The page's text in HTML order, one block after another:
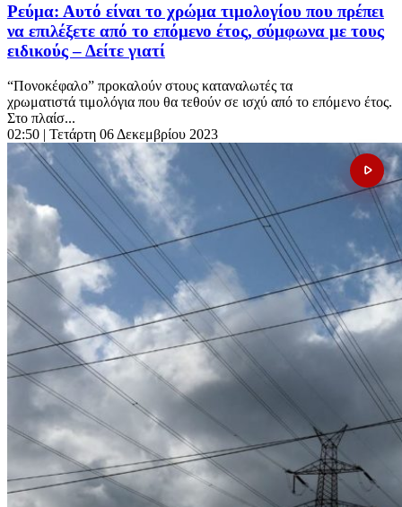
Ρεύμα: Αυτό είναι το χρώμα τιμολογίου που πρέπει
να επιλέξετε από το επόμενο έτος, σύμφωνα με τους
ειδικούς – Δείτε γιατί
“Πονοκέφαλο” προκαλούν στους καταναλωτές τα
χρωματιστά τιμολόγια που θα τεθούν σε ισχύ από το επόμενο έτος.
Στο πλαίσ...
02:50 | Τετάρτη 06 Δεκεμβρίου 2023